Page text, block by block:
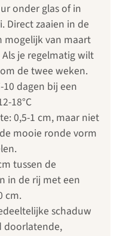
onder glas of in
Direct zaaien in de
mogelijk van maart
je regelmatig wilt
de twee weken.
dagen bij een
18°C
0,5-1 cm, maar niet
mooie ronde vorm
tussen de
in de rij met een
cm.
schaduw
doorlatende,